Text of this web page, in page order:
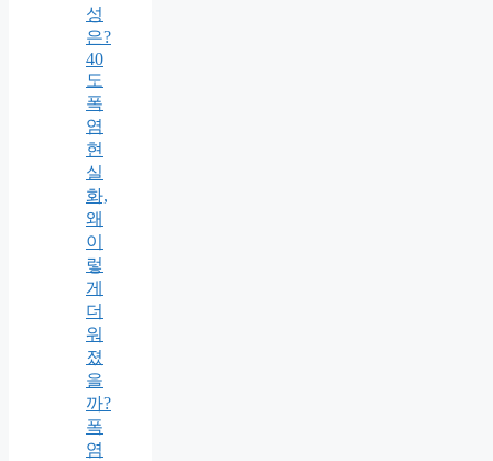
성
은?
40
도
폭
염
현
실
화,
왜
이
렇
게
더
워
졌
을
까?
폭
염